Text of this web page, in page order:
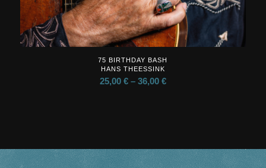
75 BIRTHDAY BASH
HANS THEESSINK
25,00 €– 36,00 €